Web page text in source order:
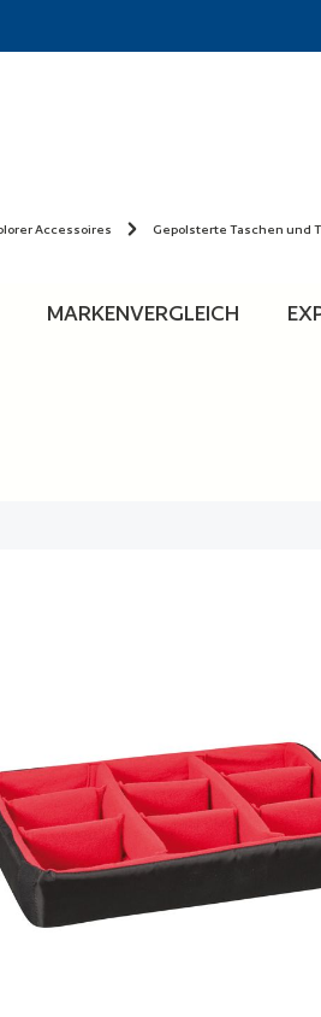
Accessoires Gepolsterte Taschen und
MARKENVERGLEICH